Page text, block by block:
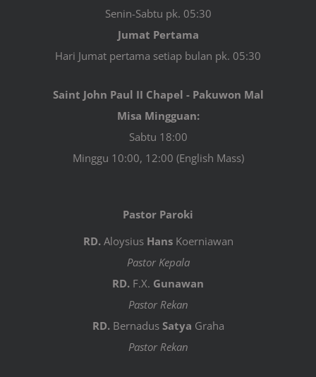
Senin-Sabtu pk. 05:30
Jumat Pertama
Hari Jumat pertama setiap bulan pk. 05:30
Saint John Paul II Chapel - Pakuwon Mal
Misa Mingguan:
Sabtu 18:00
Minggu 10:00, 12:00 (English Mass)
Pastor Paroki
RD.Aloysius HansKoerniawan
Pastor Kepala
RD. F.X. Gunawan
Pastor Rekan
RD.Bernadus Satya Graha
Pastor Rekan